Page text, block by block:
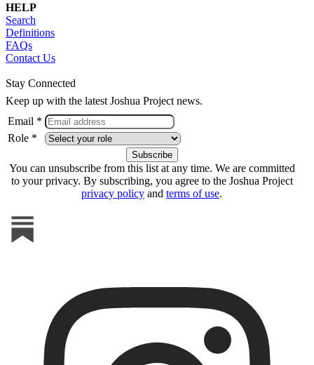
HELP
Search
Definitions
FAQs
Contact Us
Stay Connected
Keep up with the latest Joshua Project news.
Email *
Role *
You can unsubscribe from this list at any time. We are committed
to your privacy. By subscribing, you agree to the Joshua Project
privacy policy and terms of use.